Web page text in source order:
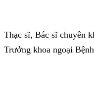
Thạc sĩ, Bác sĩ chuyên
Trưởng khoa ngoại